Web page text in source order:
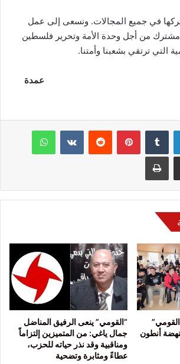
في جميع المجالات. ونسعى إلى عمل
من أجل وحدة الأمة وتحرير فلسطين
التي ترتقي بشعبنا وأمتنا.
5/2021 عمدة
لينكدإن بينتيريست
أنطون
“القومي” ينعى الرفيق المناضل
جمال ياغي: من المتميزين إلتزاماً
ومناقبية وقد نذر حياته للحزب،
عطاءً ومثابرة وتضحية